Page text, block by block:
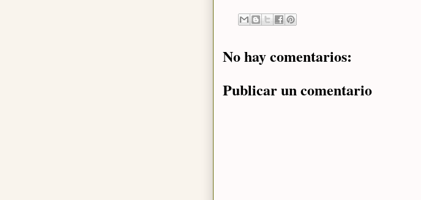
No hay comentarios:
Publicar un comentario